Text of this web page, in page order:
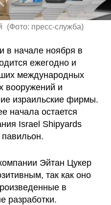
(Фото: пресс-служба)
в начале ноября в
ежегодно и
международных
вооружений и
израильские фирмы.
начала остается
Israel Shipyards
павильон.
Эйтан Цукер
так как оно
в
разработки.